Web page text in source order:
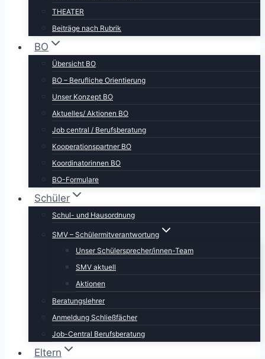
THEATER
Beiträge nach Rubrik
BO
Übersicht BO
BO – Berufliche Orientierung
Unser Konzept BO
Aktuelles/ Aktionen BO
Job central / Berufsberatung
Kooperationspartner BO
Koordinatorinnen BO
BO-Formulare
Schüler
Schul- und Hausordnung
SMV – Schülermitverantwortung
Unser Schülersprecher/innen-Team
SMV aktuell
Aktionen
Beratungslehrer
Anmeldung Schließfächer
Job-Central Berufsberatung
Eltern